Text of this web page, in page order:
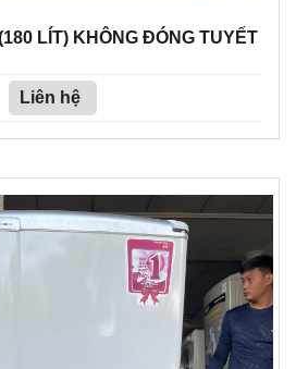
LÍT) KHÔNG ĐÓNG TUYẾT
Liên hệ